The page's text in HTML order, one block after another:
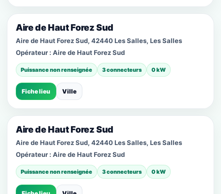
Aire de Haut Forez Sud
Aire de Haut Forez Sud, 42440 Les Salles, Les Salles
Opérateur : Aire de Haut Forez Sud
Puissance non renseignée 3 connecteurs 0 kW
Fiche lieu Ville
Aire de Haut Forez Sud
Aire de Haut Forez Sud, 42440 Les Salles, Les Salles
Opérateur : Aire de Haut Forez Sud
Puissance non renseignée 3 connecteurs 0 kW